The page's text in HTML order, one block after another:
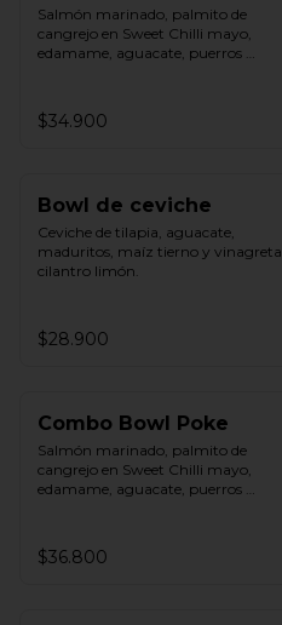
Salmón marinado, palmito de
cangrejo en Sweet Chilli mayo,
edamame, aguacate, puerros
humedecido con vinagre de sushi.
Vinagreta asiática a base de Hoisin.
$34.900
Bowl de ceviche
Ceviche de tilapia, aguacate,
maduritos, maíz tierno y vinagreta
cilantro limón.
$28.900
Combo Bowl Poke
Salmón marinado, palmito de
cangrejo en Sweet Chilli mayo,
edamame, aguacate, puerros
humedecido con vinagre de sushi.
Vinagreta asiática a base de Hoisin y
$36.800